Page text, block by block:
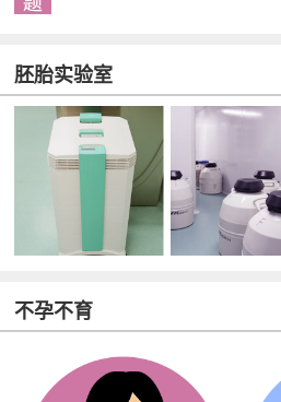
胚胎实验室
不孕不育